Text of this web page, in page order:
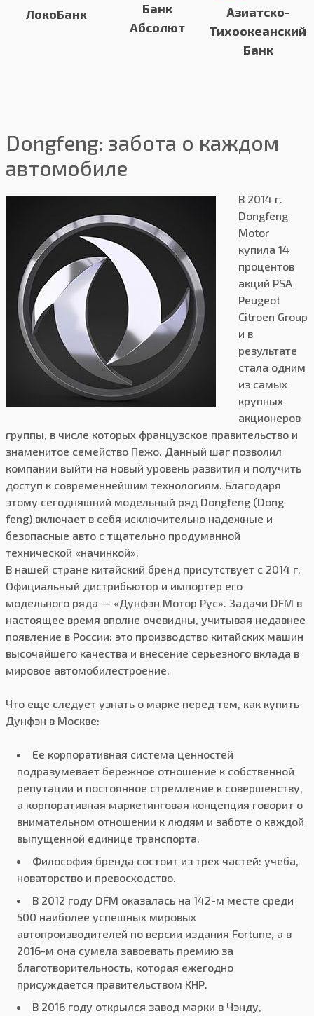
ЛокоБанк
Банк
Абсолют
Азиатско-
Тихоокеанский
Банк
Dongfeng: забота о каждом
автомобиле
В 2014 г.
Dongfeng
Motor
купила 14
процентов
акций PSA
Peugeot
Citroen Group
и в
результате
стала одним
из самых
крупных
акционеров
группы, в числе которых французское правительство и
знаменитое семейство Пежо. Данный шаг позволил
компании выйти на новый уровень развития и получить
доступ к современнейшим технологиям. Благодаря
этому сегодняшний модельный ряд Dongfeng (Dong
feng) включает в себя исключительно надежные и
безопасные авто с тщательно продуманной
технической «начинкой».
В нашей стране китайский бренд присутствует с 2014 г.
Официальный дистрибьютор и импортер его
модельного ряда — «Дунфэн Мотор Рус». Задачи DFM в
настоящее время вполне очевидны, учитывая недавнее
появление в России: это производство китайских машин
высочайшего качества и внесение серьезного вклада в
мировое автомобилестроение.
Что еще следует узнать о марке перед тем, как купить
Дунфэн в Москве:
Ее корпоративная система ценностей
подразумевает бережное отношение к собственной
репутации и постоянное стремление к совершенству,
а корпоративная маркетинговая концепция говорит о
внимательном отношении к людям и заботе о каждой
выпущенной единице транспорта.
Философия бренда состоит из трех частей: учеба,
новаторство и превосходство.
В 2012 году DFM оказалась на 142-м месте среди
500 наиболее успешных мировых
автопроизводителей по версии издания Fortune, а в
2016-м она сумела завоевать премию за
благотворительность, которая ежегодно
присуждается правительством КНР.
В 2016 году открылся завод марки в Чэнду,